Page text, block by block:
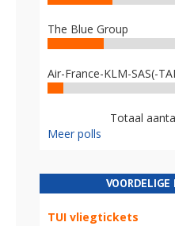
The Blue Group
Air-France-KLM-SAS(-
Totaal
Meer polls
TUI vliegtickets